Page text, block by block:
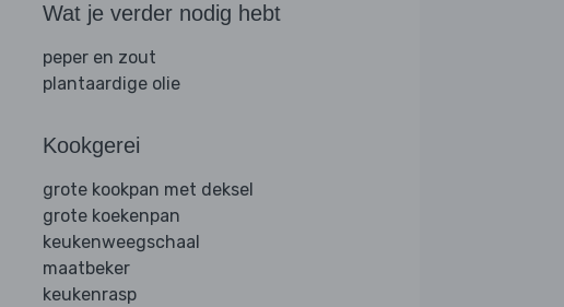
Wat je verder nodig hebt
peper en zout
plantaardige olie
Kookgerei
grote kookpan met deksel
grote koekenpan
keukenweegschaal
maatbeker
keukenrasp